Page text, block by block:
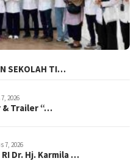
SEKOLAH TI…
2026
& Trailer “…
7, 2026
Dr. Hj. Karmila …